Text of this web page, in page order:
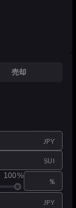
売却
JPY
SUI
100%
%
JPY